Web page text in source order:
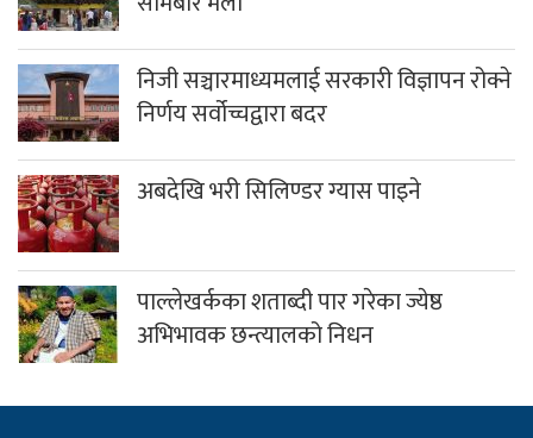
निजी सञ्चारमाध्यमलाई सरकारी विज्ञापन रोक्ने
निर्णय सर्वोच्चद्वारा बदर
अबदेखि भरी सिलिण्डर ग्यास पाइने
पाल्लेखर्कका शताब्दी पार गरेका ज्येष्ठ
अभिभावक छन्त्यालको निधन